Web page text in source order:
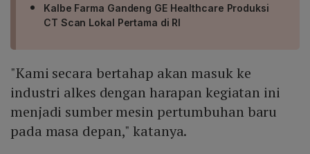
Kalbe Farma Gandeng GE Healthcare Produksi
CT Scan Lokal Pertama di RI
"Kami secara bertahap akan masuk ke
industri alkes dengan harapan kegiatan ini
menjadi sumber mesin pertumbuhan baru
pada masa depan," katanya.